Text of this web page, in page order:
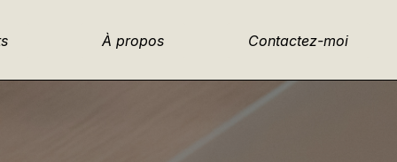
À propos Contactez-moi